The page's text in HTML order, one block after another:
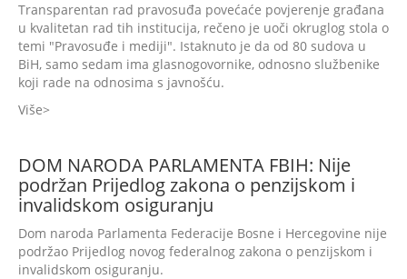
Transparentan rad pravosuđa povećaće povjerenje građana
u kvalitetan rad tih institucija, rečeno je uoči okruglog stola o
temi "Pravosuđe i mediji". Istaknuto je da od 80 sudova u
BiH, samo sedam ima glasnogovornike, odnosno službenike
koji rade na odnosima s javnošću.
Više
DOM NARODA PARLAMENTA FBIH: Nije
podržan Prijedlog zakona o penzijskom i
invalidskom osiguranju
Dom naroda Parlamenta Federacije Bosne i Hercegovine nije
podržao Prijedlog novog federalnog zakona o penzijskom i
invalidskom osiguranju.